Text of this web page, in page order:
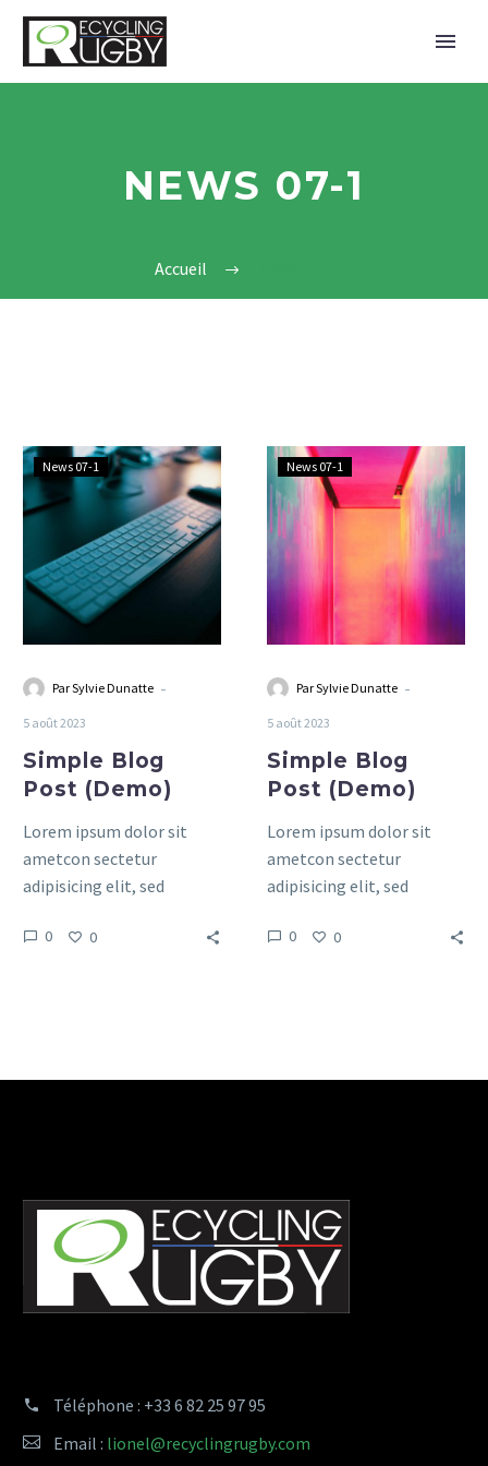
NEWS 07-1
Accueil
Simple
Blog
Post
(Demo)
News 07-1
Par Sylvie Dunatte -
5 août 2023
Simple Blog
Post (Demo)
Lorem ipsum dolor sit
ametcon sectetur
adipisicing elit, sed
labore et dolore agna
0 0
Simple
Blog
Post
News 07-1
Par Sylvie Dunatte -
5 août 2023
Simple Blog
Post (Demo)
Lorem ipsum dolor sit
ametcon sectetur
adipisicing elit, sed
labore et dolore agna
0 0
Téléphone : +33 6 82 25 97 95
Email : lionel@recyclingrugby.com